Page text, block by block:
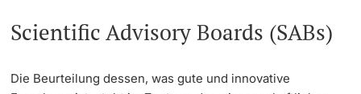
Scientific Advisory Boards (SABs)
Die Beurteilung dessen, was gute und innovative